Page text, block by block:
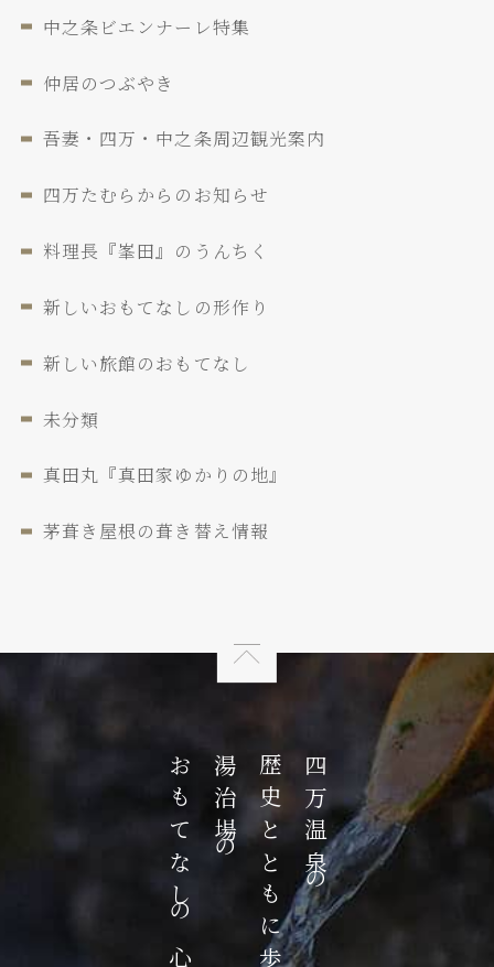
中之条ビエンナーレ特集
仲居のつぶやき
吾妻・四万・中之条周辺観光案内
四万たむらからのお知らせ
料理長『峯田』のうんちく
新しいおもてなしの形作り
新しい旅館のおもてなし
未分類
真田丸『真田家ゆかりの地』
茅葺き屋根の葺き替え情報
四万温泉の
歴史とともに歩んだ
湯治場の
おもてなしの心